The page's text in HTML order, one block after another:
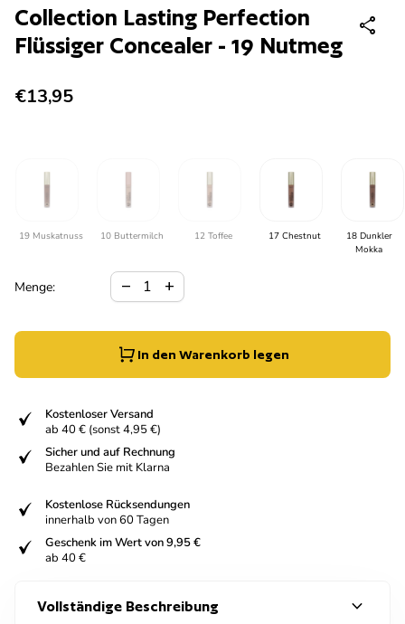
Collection Lasting Perfection
Flüssiger Concealer - 19 Nutmeg
share
Regulärer Preis
€13,95
19 Muskatnuss 10 Buttermilch 12 Toffee 17 Chestnut
18 Dunkler
Mokka
Menge:
Verringerung der Menge für
remove
Menge erhöhen für
add
In den Warenkorb legen
Kostenloser Versand
ab 40 € (sonst 4,95 €)
Sicher und auf Rechnung
Bezahlen Sie mit Klarna
Kostenlose Rücksendungen
innerhalb von 60 Tagen
Geschenk im Wert von 9,95 €
ab 40 €
Vollständige Beschreibung expand_more